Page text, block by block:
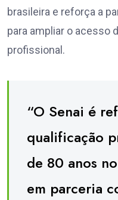
brasileira e reforça a
para ampliar o acesso
profissional.
“O Senai é
qualificação
de 80 anos
em parceria